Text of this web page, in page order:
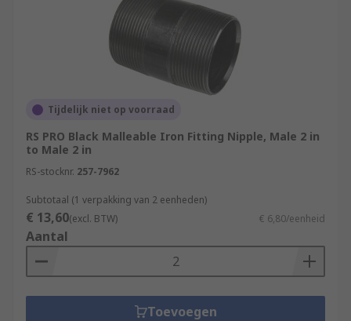
Tijdelijk niet op voorraad
RS PRO Black Malleable Iron Fitting Nipple, Male 2 in
to Male 2 in
RS-stocknr. 257-7962
Subtotaal (1 verpakking van 2 eenheden)
€ 13,60(excl. BTW) € 6,80/eenheid
Aantal
Toevoegen